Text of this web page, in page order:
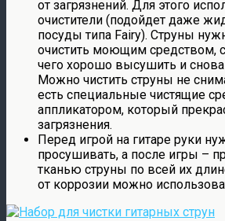
от загрязнений. Для этого
очистители (подойдет даже
посуды типа Fairy). Струны
очистить моющим средством,
чего хорошо высушить и снова
Можно чистить струны не
есть специальные чистящие
аппликатором, который
загрязнения.
Перед игрой на гитаре руки
просушивать, а после игры –
тканью струны по всей их
от коррозии можно